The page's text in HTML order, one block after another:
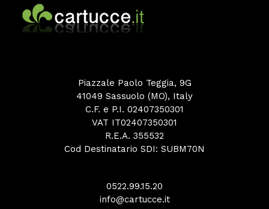
Piazzale Paolo Teggia, 9G
41049 Sassuolo (MO), Italy
C.F. e P.I. 02407350301
VAT IT02407350301
R.E.A. 355532
Cod Destinatario SDI: SUBM70N
0522.99.15.20
info@cartucce.it